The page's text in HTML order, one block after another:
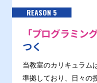
REASON 5
「プログラミン
つく
当教室のカリキュラム
準拠しており、日々の